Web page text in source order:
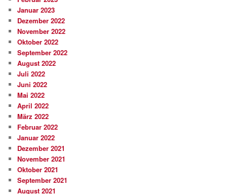
Januar 2023
Dezember 2022
November 2022
Oktober 2022
September 2022
August 2022
Juli 2022
Juni 2022
Mai 2022
April 2022
März 2022
Februar 2022
Januar 2022
Dezember 2021
November 2021
Oktober 2021
September 2021
August 2021